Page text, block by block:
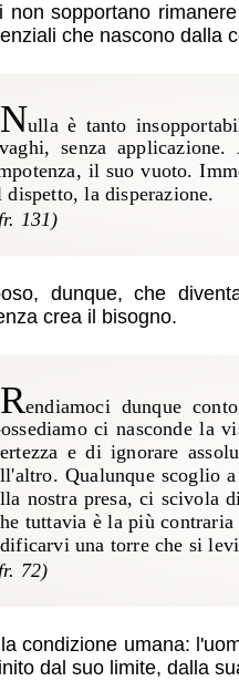
non sopportano
che nascono dalla
Nulla è tanto
senza
il suo vuoto.
dispetto, la disperazione.
dunque, che
crea il bisogno.
Rendiamoci dunque
ci nasconde la
e di ignorare
Qualunque scoglio
nostra presa, ci scivola
tuttavia è la più contraria
una torre che si
condizione umana:
dal suo limite, dalla